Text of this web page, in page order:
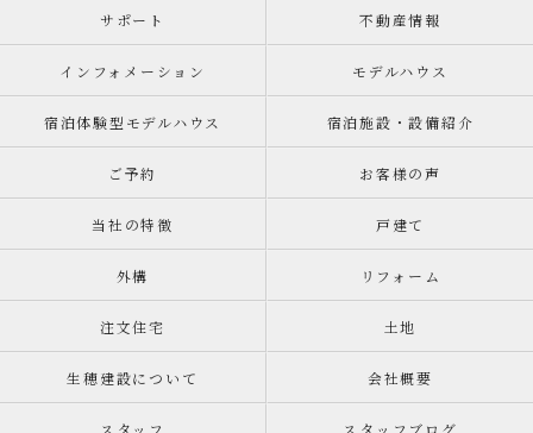
サポート 不動産情報
インフォメーション モデルハウス
宿泊体験型モデルハウス 宿泊施設・設備紹介
ご予約 お客様の声
当社の特徴 戸建て
外構 リフォーム
注文住宅 土地
生穂建設について 会社概要
スタッフ スタッフブログ